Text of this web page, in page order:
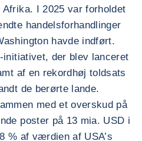
I 2025 var forholdet
handelsforhandlinger
havde indført.
initiativet, der blev lanceret
af en rekordhøj toldsats
de berørte lande.
med et overskud på
poster på 13 mia. USD i
% af værdien af USA’s